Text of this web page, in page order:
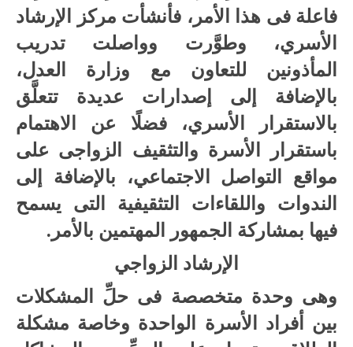
فاعلة فى هذا الأمر، فأنشأت مركز الإرشاد
الأسري، وطوَّرت وواصلت تدريب
المأذونين للتعاون مع وزارة العدل،
بالإضافة إلى إصدارات عديدة تتعلَّق
بالاستقرار الأسري، فضلًا عن الاهتمام
باستقرار الأسرة والتثقيف الزواجى على
مواقع التواصل الاجتماعي، بالإضافة إلى
الندوات واللقاءات التثقيفية التى يسمح
فيها بمشاركة الجمهور المهتمين بالأمر.
الإرشاد الزواجي
وهى وحدة متخصصة فى حلِّ المشكلات
بين أفراد الأسرة الواحدة وخاصة مشكلة